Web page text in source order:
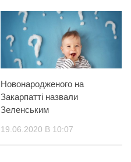
Новонародженого на
Закарпатті назвали
Зеленським
19.06.2020 В 10:07